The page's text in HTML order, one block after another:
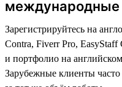
международные
Зарегистрируйтесь на
Contra, Fiverr Pro,
и портфолио на
Зарубежные клиенты часто